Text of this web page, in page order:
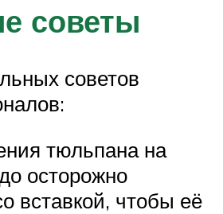
советы
советов
тюльпана на
осторожно
вставкой, чтобы её